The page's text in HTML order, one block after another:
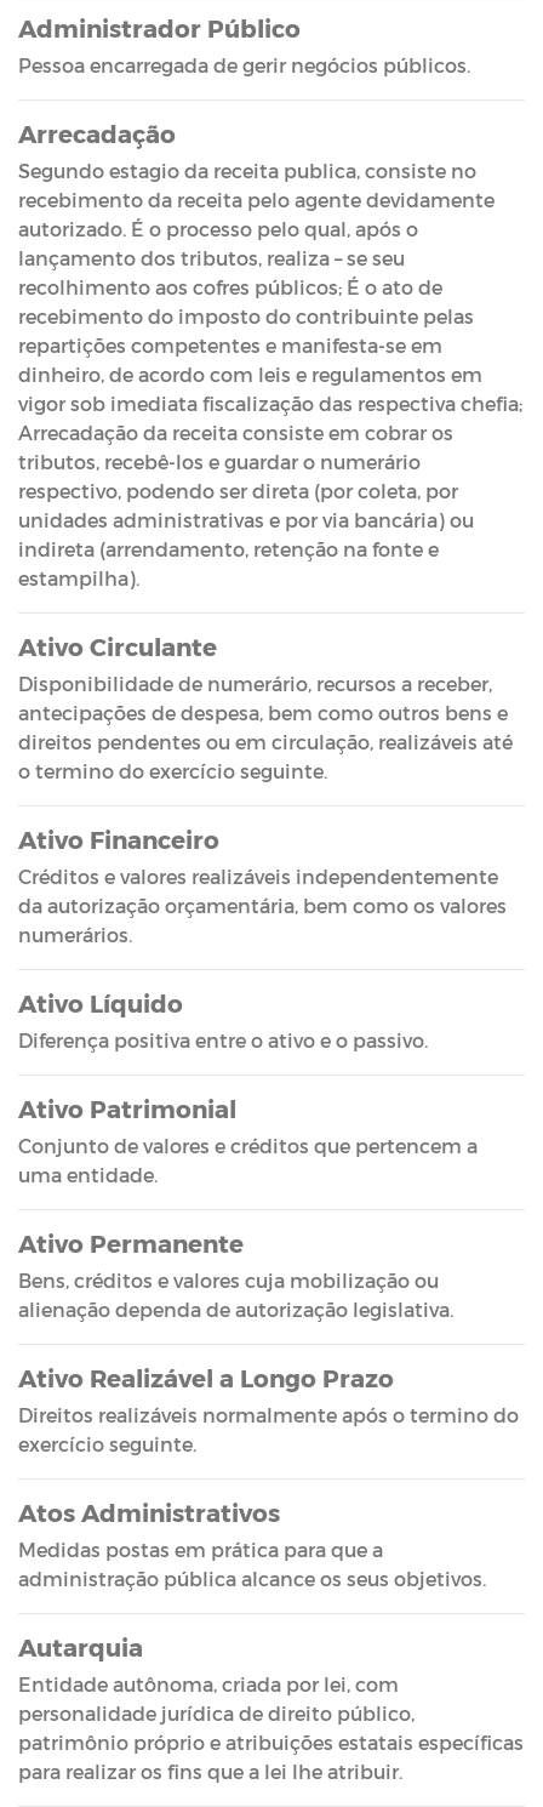
Administrador Público
Pessoa encarregada de gerir negócios públicos.
Arrecadação
Segundo estagio da receita publica, consiste no
recebimento da receita pelo agente devidamente
autorizado. É o processo pelo qual, após o
lançamento dos tributos, realiza – se seu
recolhimento aos cofres públicos; É o ato de
recebimento do imposto do contribuinte pelas
repartições competentes e manifesta-se em
dinheiro, de acordo com leis e regulamentos em
vigor sob imediata fiscalização das respectiva chefia;
Arrecadação da receita consiste em cobrar os
tributos, recebê-los e guardar o numerário
respectivo, podendo ser direta (por coleta, por
unidades administrativas e por via bancária) ou
indireta (arrendamento, retenção na fonte e
estampilha).
Ativo Circulante
Disponibilidade de numerário, recursos a receber,
antecipações de despesa, bem como outros bens e
direitos pendentes ou em circulação, realizáveis até
o termino do exercício seguinte.
Ativo Financeiro
Créditos e valores realizáveis independentemente
da autorização orçamentária, bem como os valores
numerários.
Ativo Líquido
Diferença positiva entre o ativo e o passivo.
Ativo Patrimonial
Conjunto de valores e créditos que pertencem a
uma entidade.
Ativo Permanente
Bens, créditos e valores cuja mobilização ou
alienação dependa de autorização legislativa.
Ativo Realizável a Longo Prazo
Direitos realizáveis normalmente após o termino do
exercício seguinte.
Atos Administrativos
Medidas postas em prática para que a
administração pública alcance os seus objetivos.
Autarquia
Entidade autônoma, criada por lei, com
personalidade jurídica de direito público,
patrimônio próprio e atribuições estatais específicas
para realizar os fins que a lei lhe atribuir.